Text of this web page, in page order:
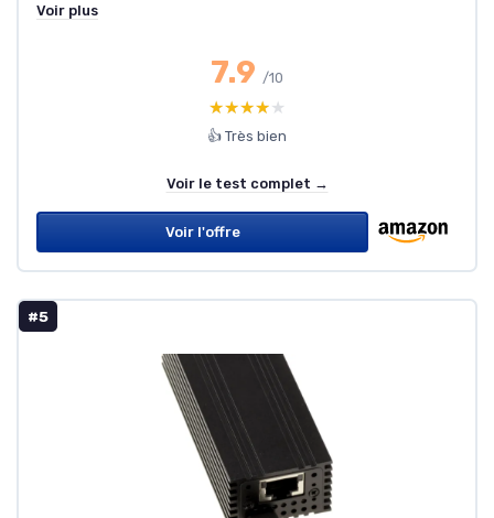
Voir plus
7.9 /10
★★★★★
★★★★★
👍 Très bien
Voir le test complet →
Voir l'offre
#5